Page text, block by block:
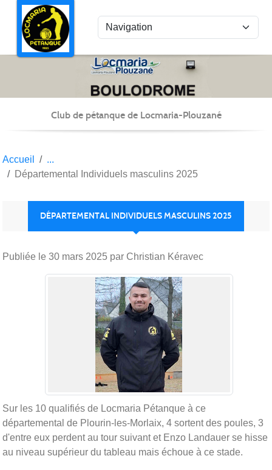
Club de pétanque de Locmaria-Plouzané
Accueil
Départemental Individuels masculins 2025
DÉPARTEMENTAL INDIVIDUELS MASCULINS 2025
Publiée le 30 mars 2025 par Christian Kéravec
Sur les 10 qualifiés de Locmaria Pétanque à ce
départemental de Plourin-les-Morlaix, 4 sortent des poules, 3
d'entre eux perdent au tour suivant et Enzo Landauer se hisse
au niveau supérieur du tableau mais échoue à ce stade.
Panneau de gestion des cookies